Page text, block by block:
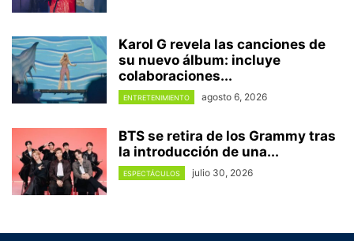
Karol G revela las canciones de
su nuevo álbum: incluye
colaboraciones...
ENTRETENIMIENTO agosto 6, 2026
BTS se retira de los Grammy tras
la introducción de una...
ESPECTÁCULOS julio 30, 2026